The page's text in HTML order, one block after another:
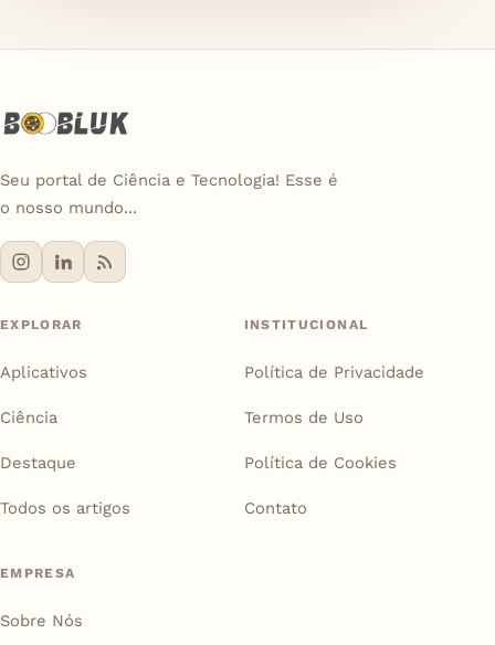
Seu portal de Ciência e Tecnologia! Esse é
o nosso mundo...
EXPLORAR
Aplicativos
Ciência
Destaque
Todos os artigos
INSTITUCIONAL
Política de Privacidade
Termos de Uso
Política de Cookies
Contato
EMPRESA
Sobre Nós